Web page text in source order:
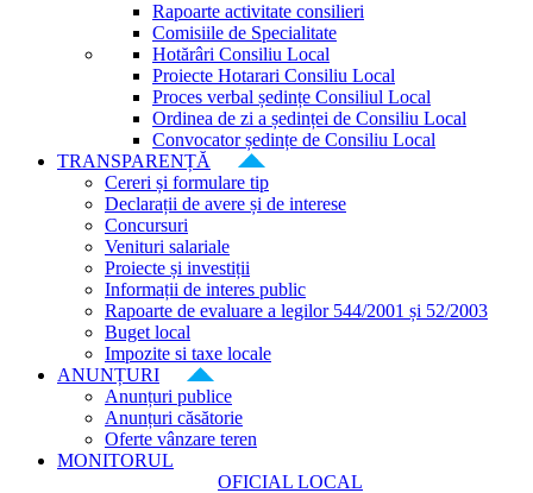
Rapoarte activitate consilieri
Comisiile de Specialitate
Hotărâri Consiliu Local
Proiecte Hotarari Consiliu Local
Proces verbal ședințe Consiliul Local
Ordinea de zi a ședinței de Consiliu Local
Convocator ședințe de Consiliu Local
TRANSPARENȚĂ
Cereri și formulare tip
Declarații de avere și de interese
Concursuri
Venituri salariale
Proiecte și investiții
Informații de interes public
Rapoarte de evaluare a legilor 544/2001 și 52/2003
Buget local
Impozite si taxe locale
ANUNȚURI
Anunțuri publice
Anunțuri căsătorie
Oferte vânzare teren
MONITORUL
OFICIAL LOCAL